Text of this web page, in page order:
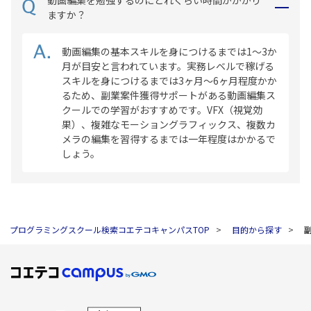
ますか？
動画編集の基本スキルを身につけるまでは1～3か
月が目安と言われています。実務レベルで稼げる
スキルを身につけるまでは3ヶ月〜6ヶ月程度かか
るため、副業案件獲得サポートがある動画編集ス
クールでの学習がおすすめです。VFX（視覚効
果）、複雑なモーショングラフィックス、複数カ
メラの編集を習得するまでは一年程度はかかるで
しょう。
プログラミングスクール検索コエテコキャンパスTOP 目的から探す